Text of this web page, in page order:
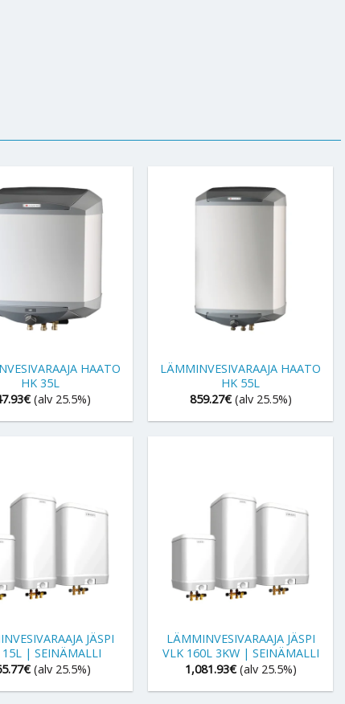
HAATO
HK 35L
€ (alv 25.5%)
LÄMMINVESIVARAAJA HAATO
HK 55L
859.27€ (alv 25.5%)
JÄSPI
15L | SEINÄMALLI
€ (alv 25.5%)
LÄMMINVESIVARAAJA JÄSPI
VLK 160L 3KW | SEINÄMALLI
1,081.93€ (alv 25.5%)